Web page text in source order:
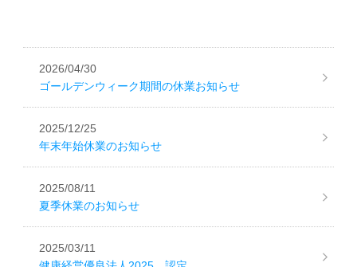
2026/04/30
ゴールデンウィーク期間の休業お知らせ
2025/12/25
年末年始休業のお知らせ
2025/08/11
夏季休業のお知らせ
2025/03/11